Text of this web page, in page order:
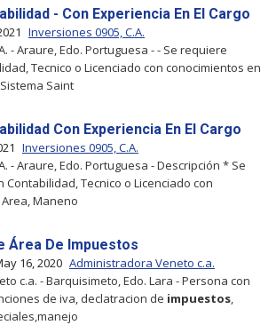
- Con Experiencia En El Cargo
Inversiones 0905, C.A.
- Araure, Edo. Portuguesa - - Se requiere
Tecnico o Licenciado con conocimientos en
Saint
Con Experiencia En El Cargo
Inversiones 0905, C.A.
- Araure, Edo. Portuguesa - Descripción * Se
Contabilidad, Tecnico o Licenciado con
Maneno
Área De Impuestos
16, 2020 Administradora Veneto c.a.
c.a. - Barquisimeto, Edo. Lara - Persona con
de iva, declatracion de impuestos